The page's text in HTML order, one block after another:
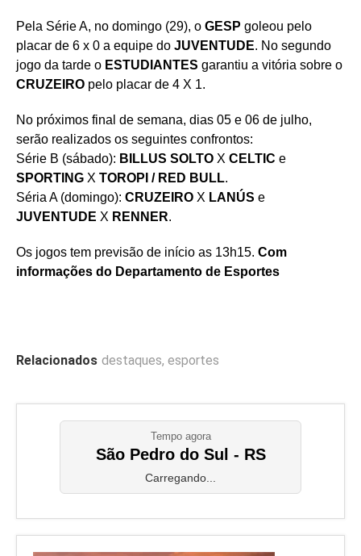
Pela Série A, no domingo (29), o GESP goleou pelo
placar de 6 x 0 a equipe do JUVENTUDE. No segundo
jogo da tarde o ESTUDIANTES garantiu a vitória sobre o
CRUZEIRO pelo placar de 4 X 1.
No próximos final de semana, dias 05 e 06 de julho,
serão realizados os seguintes confrontos:
Série B (sábado): BILLUS SOLTO X CELTIC e
SPORTING X TOROPI / RED BULL.
Séria A (domingo): CRUZEIRO X LANÚS e
JUVENTUDE X RENNER.
Os jogos tem previsão de início as 13h15. Com
informações do Departamento de Esportes
Relacionados destaques, esportes
Tempo agora
São Pedro do Sul - RS
Carregando...